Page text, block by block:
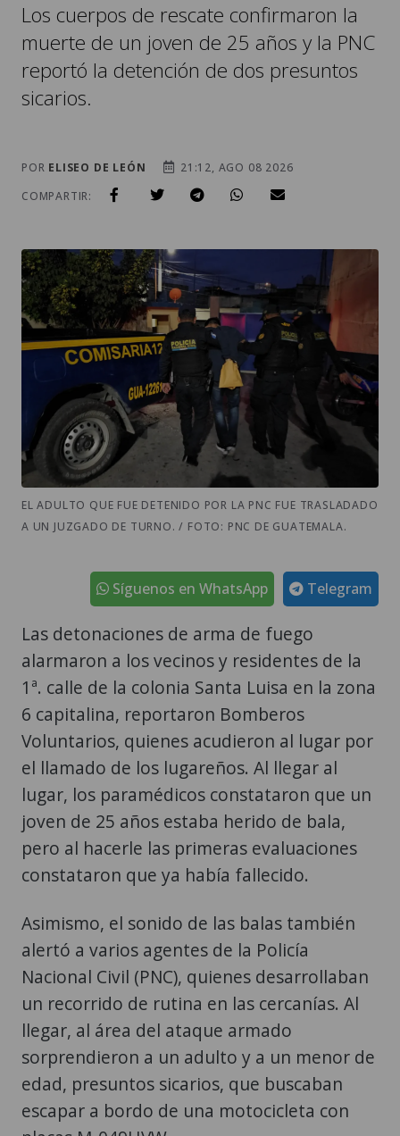
Los cuerpos de rescate confirmaron la
muerte de un joven de 25 años y la PNC
reportó la detención de dos presuntos
sicarios.
POR ELISEO DE LEÓN
21:12, AGO 08 2026
COMPARTIR:
EL ADULTO QUE FUE DETENIDO POR LA PNC FUE TRASLADADO
A UN JUZGADO DE TURNO. / FOTO: PNC DE GUATEMALA.
Telegram
Síguenos en WhatsApp
Las detonaciones de arma de fuego
alarmaron a los vecinos y residentes de la
1ª. calle de la colonia Santa Luisa en la zona
6 capitalina, reportaron Bomberos
Voluntarios, quienes acudieron al lugar por
el llamado de los lugareños. Al llegar al
lugar, los paramédicos constataron que un
joven de 25 años estaba herido de bala,
pero al hacerle las primeras evaluaciones
constataron que ya había fallecido.
Asimismo, el sonido de las balas también
alertó a varios agentes de la Policía
Nacional Civil (PNC), quienes desarrollaban
un recorrido de rutina en las cercanías. Al
llegar, al área del ataque armado
sorprendieron a un adulto y a un menor de
edad, presuntos sicarios, que buscaban
escapar a bordo de una motocicleta con